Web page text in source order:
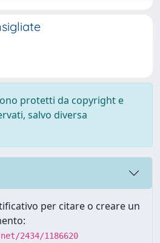
protetti da copyright e
salvo diversa
per citare o creare un
2434/1186620